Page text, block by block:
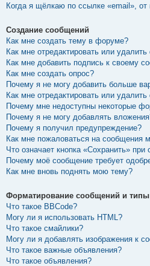
Когда я щёлкаю по ссылке «email»,
Создание сообщений
Как мне создать тему в форуме?
Как мне отредактировать или
Как мне добавить подпись к своему
Как мне создать опрос?
Почему я не могу добавить больше
Как мне отредактировать или удалить
Почему мне недоступны некоторые
Почему я не могу добавлять
Почему я получил предупреждение?
Как мне пожаловаться на сообщения
Что означает кнопка «Сохранить»
Почему моё сообщение требует
Как мне вновь поднять мою тему?
Форматирование сообщений и
Что такое BBCode?
Могу ли я использовать HTML?
Что такое смайлики?
Могу ли я добавлять изображения к
Что такое важные объявления?
Что такое объявления?